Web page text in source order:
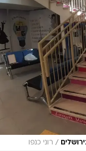
/ רוני כנפו